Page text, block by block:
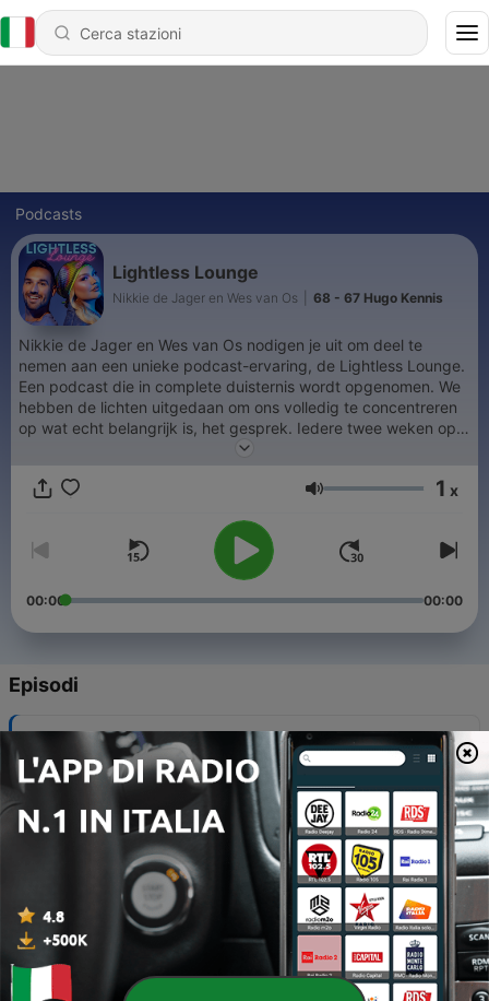
Podcasts
Lightless Lounge
Nikkie de Jager en Wes van Os 68 - 67 Hugo Kennis
Nikkie de Jager en Wes van Os nodigen je uit om deel te
nemen aan een unieke podcast-ervaring, de Lightless Lounge.
Een podcast die in complete duisternis wordt opgenomen. We
hebben de lichten uitgedaan om ons volledig te concentreren
op wat echt belangrijk is, het gesprek. Iedere twee weken op
woensdag een nieuwe aflevering! Licht uit, oren open, welkom
Volume 1 x
00:00 00:00
Episodi
68 - 67 Hugo Kennis
29 Lug 2026
67 66 Roy Donders
15 Lug 2026
65 Saskia Belleman
01 Lug 2026
65 - 64 Cherry-Ann (Real Housewives of Amsterdam)
17 Giu 2026